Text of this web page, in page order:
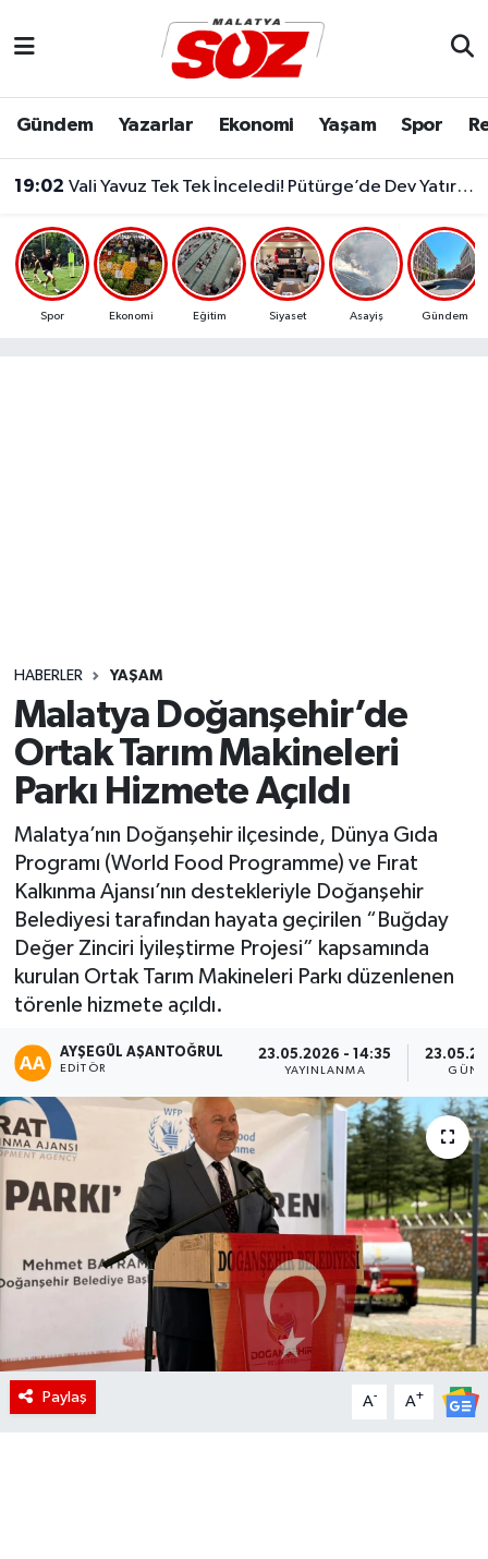
Gündem Yazarlar Ekonomi Yaşam Spor
19:02 Vali Yavuz Tek Tek İnceledi! Pütürge’de Dev Yatırımlar Masada..
Spor Ekonomi Eğitim Siyaset Asayiş Gündem
HABERLER YAŞAM
Malatya Doğanşehir’de
Ortak Tarım Makineleri
Parkı Hizmete Açıldı
Malatya’nın Doğanşehir ilçesinde, Dünya Gıda
Programı (World Food Programme) ve Fırat
Kalkınma Ajansı’nın destekleriyle Doğanşehir
Belediyesi tarafından hayata geçirilen “Buğday
Değer Zinciri İyileştirme Projesi” kapsamında
kurulan Ortak Tarım Makineleri Parkı düzenlenen
törenle hizmete açıldı.
AYŞEGÜL AŞANTOĞRUL
EDITÖR
23.05.2026 - 14:35
YAYINLANMA
Paylaş A- A+
Dünya
Eğitim
Ekonomi
Yaşam
Malatya Nöbetçi Eczaneler
Malatya Namaz Vakitleri
Malatya Trafik Yoğunluk Haritası
Süper Lig Puan Durumu ve Fikstür